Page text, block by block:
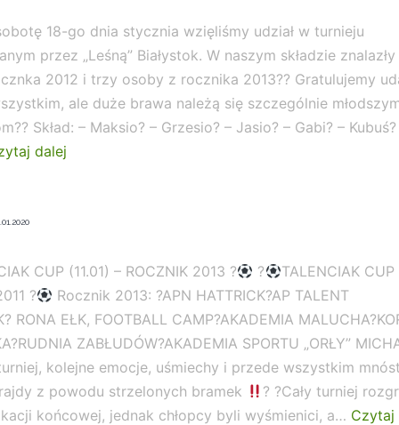
nami
nr
1
18-go dnia stycznia wzięliśmy udział w turnieju
przez „Leśną” Białystok. W naszym składzie
2012 i trzy osoby z rocznika 2013?? Gratulujemy
ale duże brawa należą się szczególnie
Skład: – Maksio? – Grzesio? – Jasio? – Gabi? –
dalej
w
akcji
???
CUP (11.01) – ROCZNIK 2013 ? ?
TALENCIAK CUP
?
Rocznik 2013: ?APN HATTRICK?AP TALENT
RONA EŁK, FOOTBALL CAMP?AKADEMIA
ZABŁUDÓW?AKADEMIA SPORTU „ORŁY”
kolejne emocje, uśmiechy i przede wszystkim
z powodu strzelonych bramek
? ?Cały turniej
końcowej, jednak chłopcy byli wyśmienici, a… Czytaj